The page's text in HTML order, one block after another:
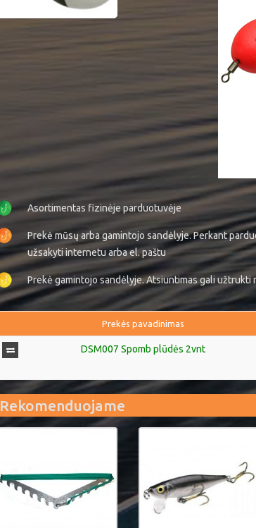
Asortimentas fizinėje parduotuvėje
Prekė mūsų arba gamintojo sandėlyje. Perkant
užsakyti internetu arba el. paštu
Prekė gamintojo sandėlyje. Atsiuntimas gali užtrukti
Prekės pavadinimas
DSM007 Spomb plūdės 2vnt
Rekomenduojame